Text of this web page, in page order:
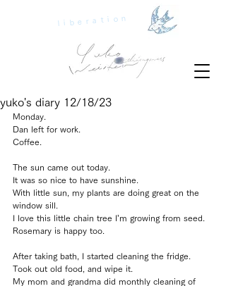
liberation
yuko's diary 12/18/23
Monday.
Dan left for work.
Coffee.
The sun came out today.
It was so nice to have sunshine.
With little sun, my plants are doing great on the
window sill.
I love this little chain tree I’m growing from seed.
Rosemary is happy too.
After taking bath, I started cleaning the fridge.
Took out old food, and wipe it.
My mom and grandma did monthly cleaning of